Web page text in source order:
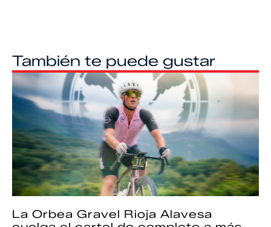
También te puede gustar
La Orbea Gravel Rioja Alavesa